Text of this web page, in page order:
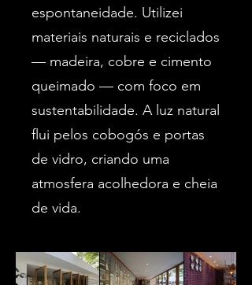
espontaneidade. Utilizei
materiais naturais e reciclados
— madeira, cobre e cimento
queimado — com foco em
sustentabilidade. A luz natural
flui pelos cobogós e portas
de vidro, criando uma
atmosfera acolhedora e cheia
de vida.